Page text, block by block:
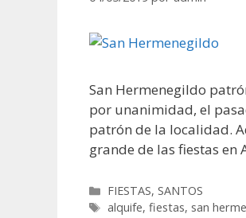
San Hermenegildo
por unanimidad, el
patrón de la localidad.
grande de las fiestas
Categorías
FIESTAS,SANTOS
Etiquetas
alquife,fiestas, san